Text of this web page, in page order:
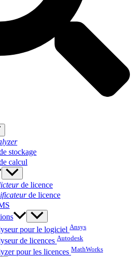
stockage
calcul
de licence
de licence
pour le logiciel Ansys
de licences Autodesk
pour les licences MathWorks